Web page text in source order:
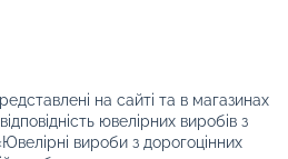
на сайті та в магазинах
ювелірних виробів з
вироби з дорогоцінних